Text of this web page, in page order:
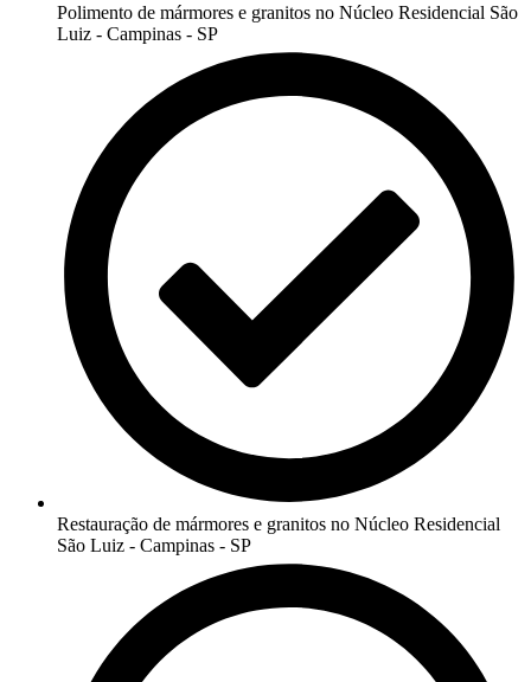
Polimento de mármores e granitos no Núcleo Residencial São
Luiz - Campinas - SP
Restauração de mármores e granitos no Núcleo Residencial
São Luiz - Campinas - SP